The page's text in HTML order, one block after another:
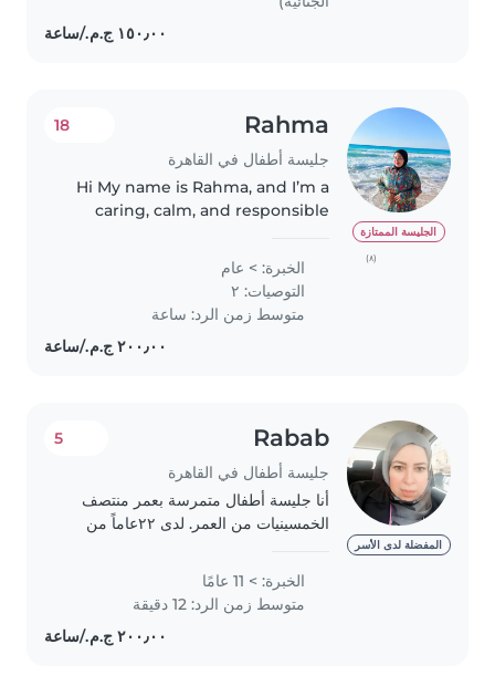
الجليسة الممتازة
(٨)
Rahma
جليسة أطفال في القاهرة
18
Hi My name is Rahma, and I’m a
caring, calm, and responsible
hands-on experience looking
after babies, toddlers,
preschoolers, and school-age
children...
الخبرة: > عام
التوصيات: ٢
متوسط زمن الرد: ساعة
المفضلة لدى الأسر
Rabab
جليسة أطفال في القاهرة
5
أنا جليسة أطفال متمرسة بعمر منتصف
الخمسينيات من العمر. لدى ٢٢عاماً من
الأعمار، بما في ذلك الرضع والأطفال
المسؤولية..
الخبرة: > 11 عامًا
متوسط زمن الرد: 12 دقيقة